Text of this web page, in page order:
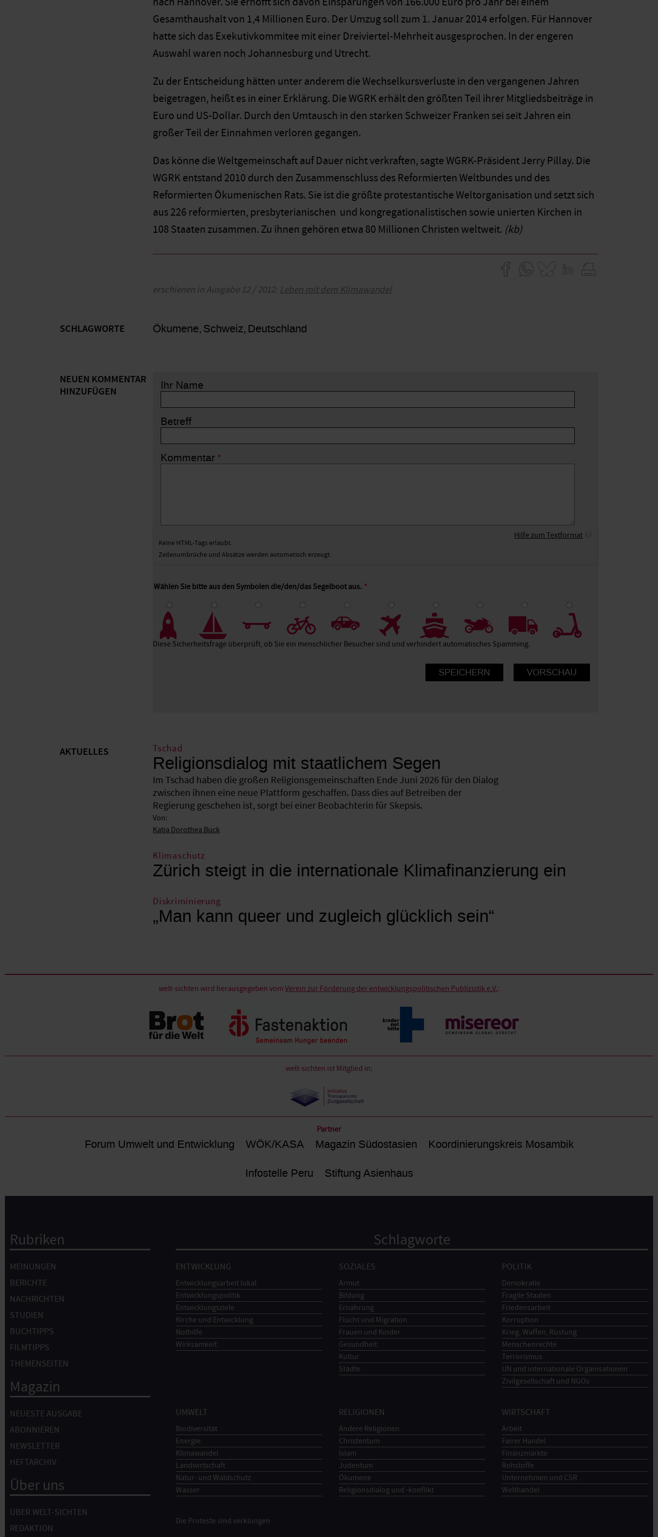
Gesamthaushalt von 1,4 Millionen Euro. Der Umzug soll zum 1. Januar 2014 erfolgen. Für Hannover
hatte sich das Exekutivkommitee mit einer Dreiviertel-Mehrheit ausgesprochen. In der engeren
Auswahl waren noch Johannesburg und Utrecht.
Zu der Entscheidung hätten unter anderem die Wechselkursverluste in den vergangenen Jahren
beigetragen, heißt es in einer Erklärung. Die WGRK erhält den größten Teil ihrer Mitgliedsbeiträge in
Euro und US-Dollar. Durch den Umtausch in den starken Schweizer Franken sei seit Jahren ein
großer Teil der Einnahmen verloren gegangen.
Das könne die Weltgemeinschaft auf Dauer nicht verkraften, sagte WGRK-Präsident Jerry Pillay. Die
WGRK entstand 2010 durch den Zusammenschluss des Reformierten Weltbundes und des
Reformierten Ökumenischen Rats. Sie ist die größte protestantische Weltorganisation und setzt sich
aus 226 reformierten, presbyterianischen und kongregationalistischen sowie unierten Kirchen in
108 Staaten zusammen. Zu ihnen gehören etwa 80 Millionen Christen weltweit. (kb)
erschienen in Ausgabe 12 / 2012:Leben mit dem Klimawandel
SCHLAGWORTE Ökumene Schweiz Deutschland
NEUEN KOMMENTAR
HINZUFÜGEN
Ihr Name
Betreff
Kommentar
Hilfe zum Textformat
Keine HTML-Tags erlaubt.
Zeilenumbrüche und Absätze werden automatisch erzeugt.
Wählen Sie bitte aus den Symbolen die/den/das Segelboot aus.
6 9 10
Diese Sicherheitsfrage überprüft, ob Sie ein menschlicher Besucher sind und verhindert automatisches Spamming.
AKTUELLES Tschad
Religionsdialog mit staatlichem Segen
Im Tschad haben die großen Religionsgemeinschaften Ende Juni 2026 für den Dialog
zwischen ihnen eine neue Plattform geschaffen. Dass dies auf Betreiben der
Regierung geschehen ist, sorgt bei einer Beobachterin für Skepsis.
Von:
Katja Dorothea Buck
Klimaschutz
Zürich steigt in die internationale Klimafinanzierung ein
Diskriminierung
„Man kann queer und zugleich glücklich sein“
welt-sichten wird herausgegeben vom Verein zur Förderung der entwicklungspolitischen Publizistik e.V.:
welt-sichten ist Mitglied in:
Partner
Forum Umwelt und Entwicklung WÖK/KASA Magazin Südostasien Koordinierungskreis Mosambik
Infostelle Peru Stiftung Asienhaus
Hauptnavigation
Rubriken
MEINUNGEN
BERICHTE
NACHRICHTEN
STUDIEN
BUCHTIPPS
FILMTIPPS
THEMENSEITEN
Magazin
NEUESTE AUSGABE
ABONNIEREN
NEWSLETTER
HEFTARCHIV
Über uns
ÜBER WELT-SICHTEN
REDAKTION
Schlagworte
ENTWICKLUNG
Entwicklungsarbeit lokal
Entwicklungspolitik
Entwicklungsziele
Kirche und Entwicklung
Nothilfe
Wirksamkeit
SOZIALES
Armut
Bildung
Ernährung
Flucht und Migration
Frauen und Kinder
Gesundheit
Kultur
Städte
POLITIK
Demokratie
Fragile Staaten
Friedensarbeit
Korruption
Krieg, Waffen, Rüstung
Menschenrechte
Terrorismus
UN und internationale Organisationen
Zivilgesellschaft und NGOs
UMWELT
Biodiversität
Energie
Klimawandel
Landwirtschaft
Natur- und Waldschutz
Wasser
RELIGIONEN
Andere Religionen
Christentum
Islam
Judentum
Ökumene
Religionsdialog und -konflikt
WIRTSCHAFT
Arbeit
Fairer Handel
Finanzmärkte
Rohstoffe
Unternehmen und CSR
Welthandel
Die Proteste sind verklungen